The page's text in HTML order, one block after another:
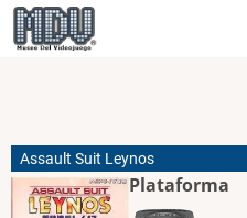
Pasar
al
Assault Suit Leynos
Plataforma